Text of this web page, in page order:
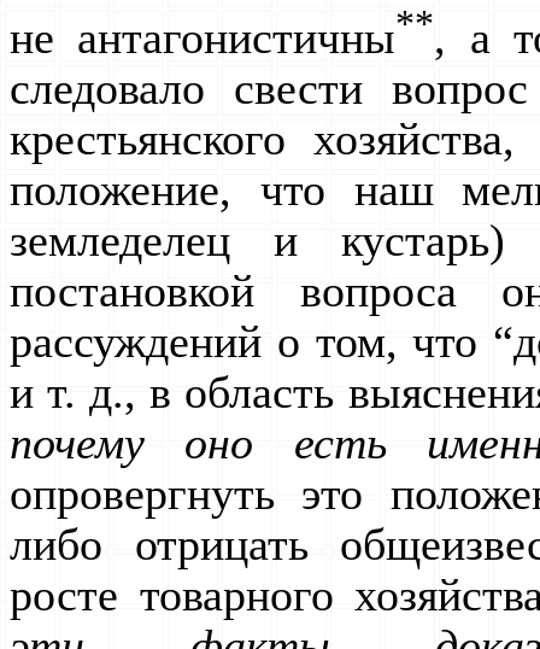
не антагонистичны**, а
следовало свести
крестьянского
положение, что наш
земледелец и
постановкой
рассуждений о том, что
и т. д., в область
почему оно есть
опровергнуть это
либо отрицать
росте товарного